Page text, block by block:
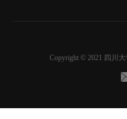
Copyright © 2021 四川